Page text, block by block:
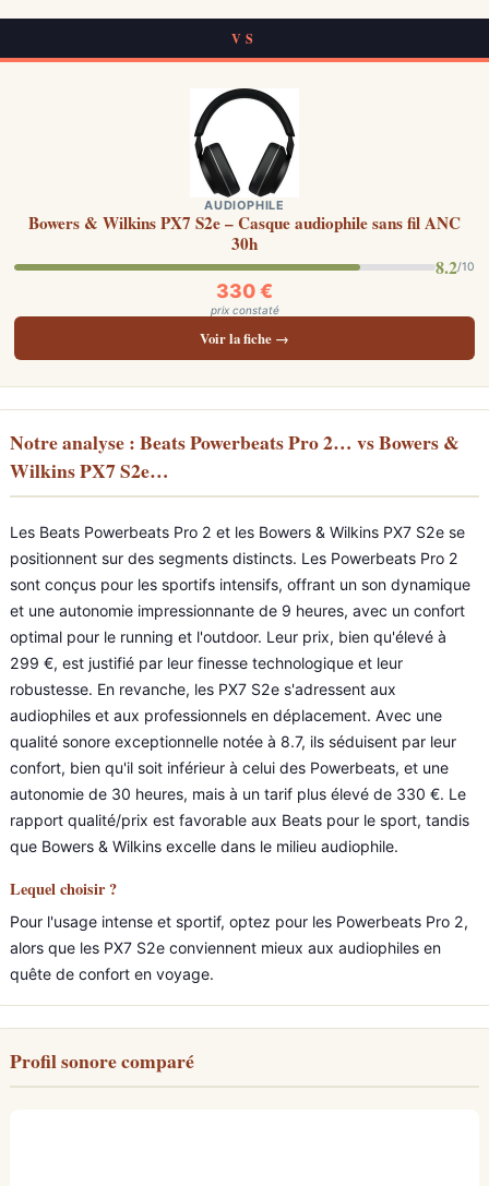
VS
AUDIOPHILE
Bowers & Wilkins PX7 S2e – Casque audiophile sans fil ANC
30h
8.2/10
330 €
prix constaté
Voir la fiche →
Notre analyse : Beats Powerbeats Pro 2… vs Bowers &
Wilkins PX7 S2e…
Les Beats Powerbeats Pro 2 et les Bowers & Wilkins PX7 S2e se
positionnent sur des segments distincts. Les Powerbeats Pro 2
sont conçus pour les sportifs intensifs, offrant un son dynamique
et une autonomie impressionnante de 9 heures, avec un confort
optimal pour le running et l'outdoor. Leur prix, bien qu'élevé à
299 €, est justifié par leur finesse technologique et leur
robustesse. En revanche, les PX7 S2e s'adressent aux
audiophiles et aux professionnels en déplacement. Avec une
qualité sonore exceptionnelle notée à 8.7, ils séduisent par leur
confort, bien qu'il soit inférieur à celui des Powerbeats, et une
autonomie de 30 heures, mais à un tarif plus élevé de 330 €. Le
rapport qualité/prix est favorable aux Beats pour le sport, tandis
que Bowers & Wilkins excelle dans le milieu audiophile.
Lequel choisir ?
Pour l'usage intense et sportif, optez pour les Powerbeats Pro 2,
alors que les PX7 S2e conviennent mieux aux audiophiles en
quête de confort en voyage.
Profil sonore comparé